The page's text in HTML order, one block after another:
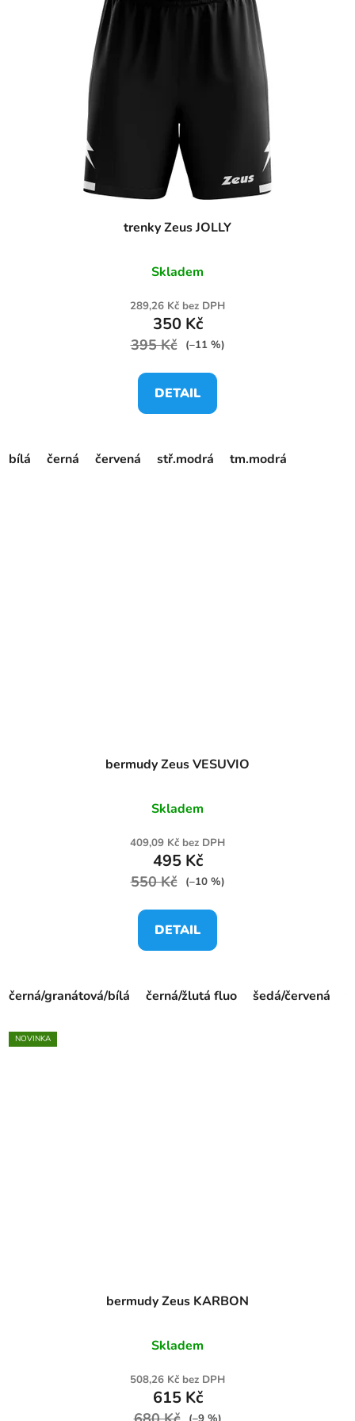
trenky Zeus JOLLY
Skladem
289,26 Kč bez DPH
350 Kč
395 Kč (–11 %)
DETAIL
bílá černá červená stř.modrá tm.modrá
bermudy Zeus VESUVIO
Skladem
409,09 Kč bez DPH
495 Kč
550 Kč (–10 %)
DETAIL
černá/granátová/bílá černá/žlutá fluo šedá/červená
NOVINKA
bermudy Zeus KARBON
Skladem
508,26 Kč bez DPH
615 Kč